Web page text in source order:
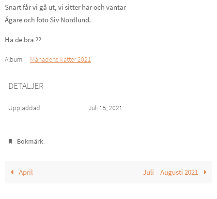
Snart får vi gå ut, vi sitter här och väntar
Ägare och foto Siv Nordlund.
Ha de bra ??
Album: Månadens katter 2021
DETALJER
Uppladdad Juli 15, 2021
Bokmärk.
April Juli – Augusti 2021